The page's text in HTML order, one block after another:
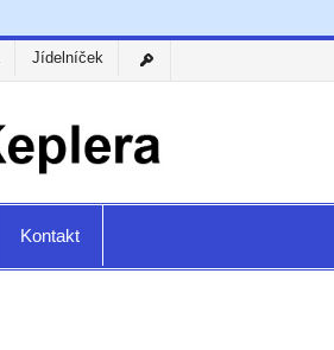
Jídelníček
Kontakt